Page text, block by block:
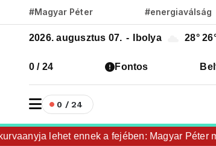
#Magyar Péter #energiaválság
2026. augusztus 07. - Ibolya 28°
0 / 24 Fontos
0 / 24
lehet ennek a fejében: Magyar Péter